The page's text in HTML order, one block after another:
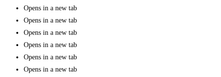
Opens in a new tab
Opens in a new tab
Opens in a new tab
Opens in a new tab
Opens in a new tab
Opens in a new tab